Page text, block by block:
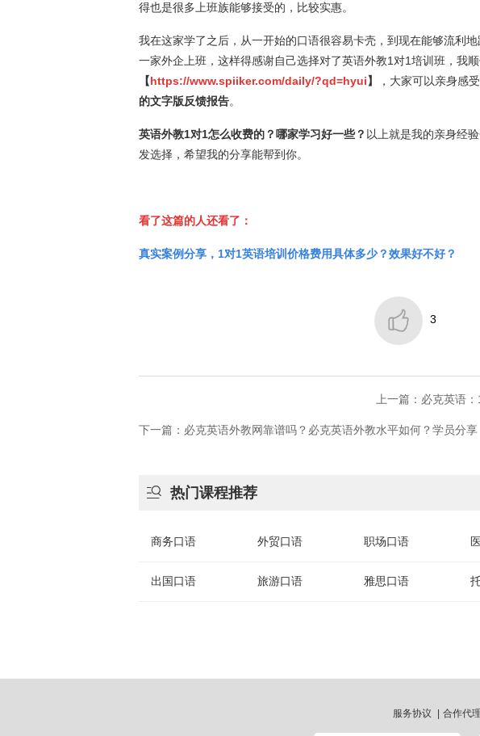
得也是很多上班族能够接受的，比较实惠。
我在这家学了之后，从一开始的口语很容易卡壳，到现在能够流利
一家外企上班，这样得感谢自己选择对了英语外教1对1培训班，我
【https://www.spiiker.com/daily/?qd=hyui】 ，大家可以亲身感
的文字版反馈报告。
英语外教1对1怎么收费的？哪家学习好一些？ 以上就是我的亲身经
发选择，希望我的分享能帮到你。
看了这篇的人还看了：
真实案例分享，1对1英语培训价格费用具体多少？效果好不好？
 3
上一篇：必克英语
下一篇：必克英语外教网靠谱吗？必克英语外教水平如何？学员分享
 热门课程推荐
商务口语 外贸口语 职场口语
出国口语 旅游口语 雅思口语
服务协议 合作代理